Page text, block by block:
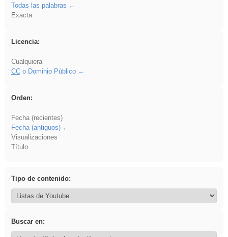
Todas las palabras
Exacta
Licencia:
Cualquiera
CCo Dominio Público
Orden:
Fecha (recientes)
Fecha (antiguos)
Visualizaciones
Título
Tipo de contenido:
Buscar en: